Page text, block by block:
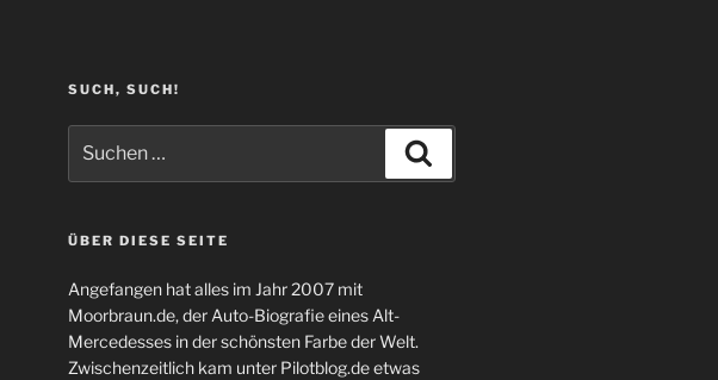
SUCH, SUCH!
nach:
ÜBER DIESE SEITE
Angefangen hat alles im Jahr 2007 mit
Moorbraun.de, der Auto-Biografie eines Alt-
Mercedesses in der schönsten Farbe der Welt.
Zwischenzeitlich kam unter Pilotblog.de etwas